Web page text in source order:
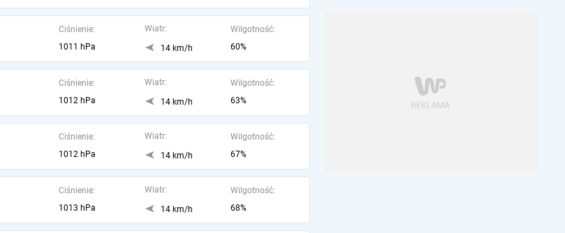
Ciśnienie:
1011 hPa
Wiatr:
14 km/h
Wilgotność:
60%
Ciśnienie:
1012 hPa
Wiatr:
14 km/h
Wilgotność:
63%
Ciśnienie:
1012 hPa
Wiatr:
14 km/h
Wilgotność:
67%
Ciśnienie:
1013 hPa
Wiatr:
14 km/h
Wilgotność:
68%